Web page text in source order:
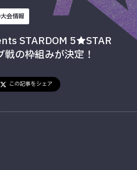
会情報
STARDOM 5★STAR
の枠組みが決定！
この記事をシェア